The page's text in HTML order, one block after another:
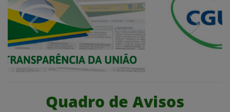
Previous Next
Quadro de Avisos